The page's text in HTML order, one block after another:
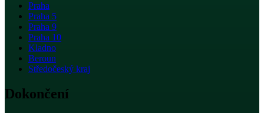
Praha
Praha 5
Praha 9
Praha 10
Kladno
Beroun
Středočeský kraj
Dokončení